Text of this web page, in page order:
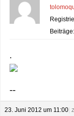
.
--
23. Juni 2012 um 11:00